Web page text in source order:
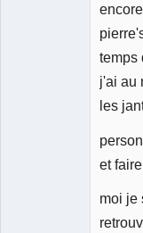
temps
j'ai au
les
et
moi je